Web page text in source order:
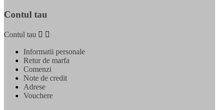
Contul tau
Contul tau  
Informatii personale
Retur de marfa
Comenzi
Note de credit
Adrese
Vouchere